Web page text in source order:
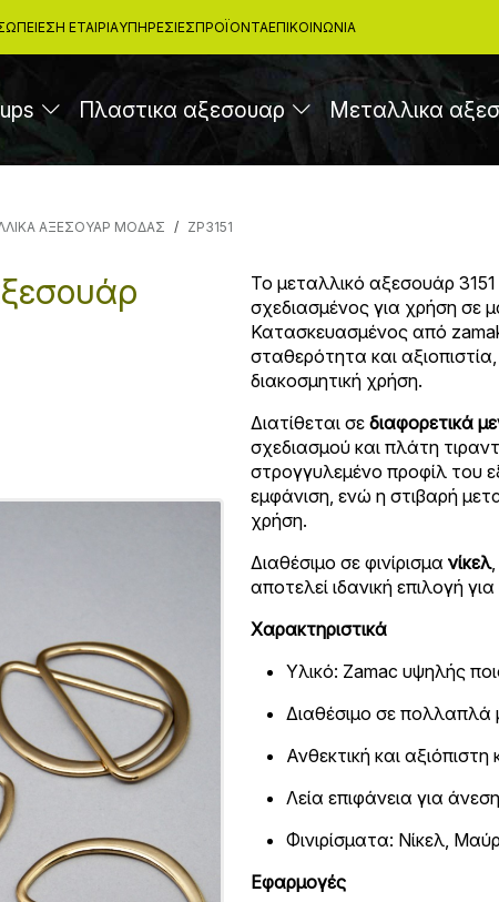
Η ΕΤΑΙΡΙΑΥΠΗΡΕΣΊΕΣΠΡΟΪΌΝΤΑΕΠΙΚΟΙΝΩΝΊΑ
Πλαστικα αξεσουαρ Μεταλλικα
ΑΞΕΣΟΥΑΡ ΜΟΔΑΣ ZP3151
Το μεταλλικό αξεσουάρ 3151
σχεδιασμένος για χρήση σε
Κατασκευασμένος από
σταθερότητα και
διακοσμητική χρήση.
Διατίθεται σε διαφορετικά
σχεδιασμού και πλάτη
στρογγυλεμένο προφίλ του
εμφάνιση, ενώ η στιβαρή
χρήση.
Διαθέσιμο σε φινίρισμα νίκελ,
αποτελεί ιδανική επιλογή
Χαρακτηριστικά
Υλικό: Zamac υψηλής
Διαθέσιμο σε πολλαπλά
Ανθεκτική και
Λεία επιφάνεια για
Φινιρίσματα: Νίκελ,
Εφαρμογές